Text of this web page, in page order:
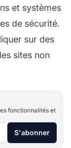
et systèmes
de sécurité.
sur des
sites non
fonctionnalités et
S'abonner